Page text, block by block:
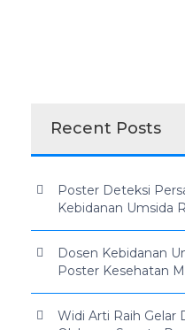
Recent Posts
Poster Deteksi
Kebidanan Umsida
Dosen Kebidanan
Poster Kesehatan
Widi Arti Raih Gelar